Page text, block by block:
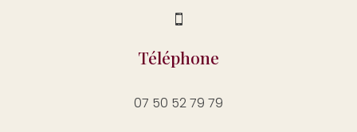

Téléphone
07 50 52 79 79